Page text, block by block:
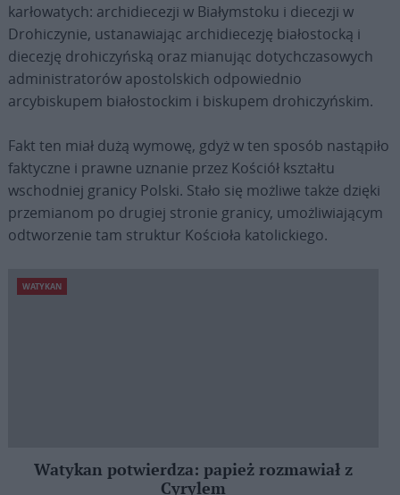
karłowatych: archidiecezji w Białymstoku i diecezji w
Drohiczynie, ustanawiając archidiecezję białostocką i
diecezję drohiczyńską oraz mianując dotychczasowych
administratorów apostolskich odpowiednio
arcybiskupem białostockim i biskupem drohiczyńskim.
Fakt ten miał dużą wymowę, gdyż w ten sposób nastąpiło
faktyczne i prawne uznanie przez Kościół kształtu
wschodniej granicy Polski. Stało się możliwe także dzięki
przemianom po drugiej stronie granicy, umożliwiającym
odtworzenie tam struktur Kościoła katolickiego.
WATYKAN
Watykan potwierdza: papież rozmawiał z
Cyrylem